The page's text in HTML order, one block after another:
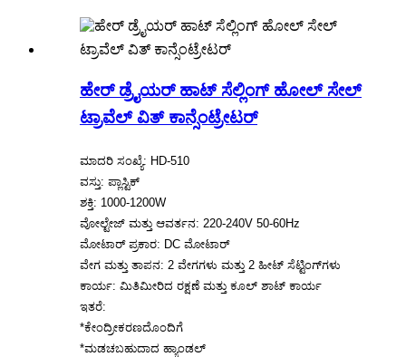
ಹೇರ್ ಡ್ರೈಯರ್ ಹಾಟ್ ಸೆಲ್ಲಿಂಗ್ ಹೋಲ್ ಸೇಲ್
ಟ್ರಾವೆಲ್ ವಿತ್ ಕಾನ್ಸೆಂಟ್ರೇಟರ್
ಮಾದರಿ ಸಂಖ್ಯೆ: HD-510
ವಸ್ತು: ಪ್ಲಾಸ್ಟಿಕ್
ಶಕ್ತಿ: 1000-1200W
ವೋಲ್ಟೇಜ್ ಮತ್ತು ಆವರ್ತನ: 220-240V 50-60Hz
ಮೋಟಾರ್ ಪ್ರಕಾರ: DC ಮೋಟಾರ್
ವೇಗ ಮತ್ತು ತಾಪನ: 2 ವೇಗಗಳು ಮತ್ತು 2 ಹೀಟ್ ಸೆಟ್ಟಿಂಗ್‌ಗಳು
ಕಾರ್ಯ: ಮಿತಿಮೀರಿದ ರಕ್ಷಣೆ ಮತ್ತು ಕೂಲ್ ಶಾಟ್ ಕಾರ್ಯ
ಇತರೆ:
*ಕೇಂದ್ರೀಕರಣದೊಂದಿಗೆ
*ಮಡಚಬಹುದಾದ ಹ್ಯಾಂಡಲ್